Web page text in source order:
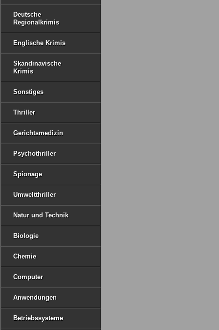
Deutsche
Regionalkrimis
Englische Krimis
Skandinavische
Krimis
Sonstiges
Thriller
Gerichtsmedizin
Psychothriller
Spionage
Umweltthriller
Natur und Technik
Biologie
Chemie
Computer
Anwendungen
Betriebssysteme